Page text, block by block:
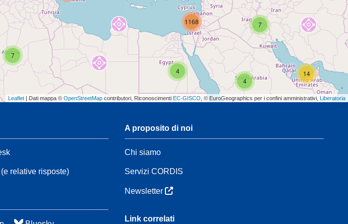
113
14
7
4
4
7
1168
Leaflet | Dati mappa © OpenStreetMap contributori, Riconoscimenti EC-GISCO , © EuroGeographics per i confini amministrativi, Liberatoria
(e relative risposte)
A proposito di noi
Chi siamo
Servizi CORDIS
Newsletter
Link correlati